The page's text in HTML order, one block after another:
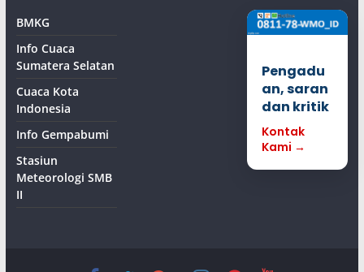
BMKG
Info Cuaca
Sumatera Selatan
Cuaca Kota
Indonesia
Info Gempabumi
Stasiun
Meteorologi SMB
II
Pengadu
an, saran
dan kritik
Kontak
Kami →